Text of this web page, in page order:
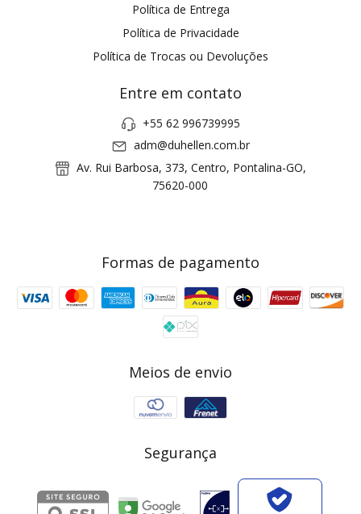
Política de Entrega
Política de Privacidade
Política de Trocas ou Devoluções
Entre em contato
+55 62 996739995
adm@duhellen.com.br
Av. Rui Barbosa, 373, Centro, Pontalina-GO,
75620-000
Formas de pagamento
Meios de envio
Segurança